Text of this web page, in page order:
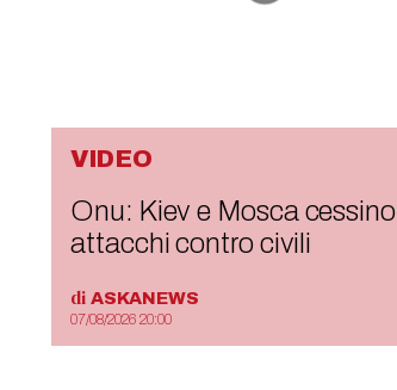
VIDEO
Onu: Kiev e Mosca cessino
attacchi contro civili
di ASKANEWS
07/08/2026 20:00